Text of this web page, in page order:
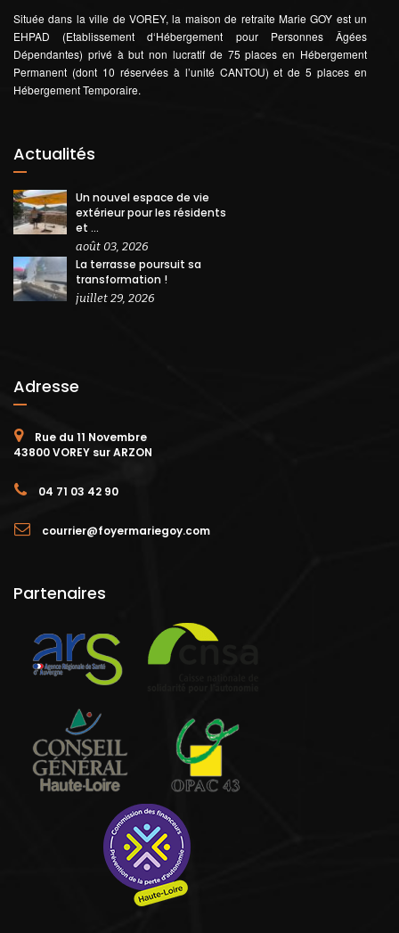
Située dans la ville de VOREY, la maison de retraite Marie GOY est un
EHPAD (Etablissement d‘Hébergement pour Personnes Âgées
Dépendantes) privé à but non lucratif de 75 places en Hébergement
Permanent (dont 10 réservées à l’unité CANTOU) et de 5 places en
Hébergement Temporaire.
Actualités
Un nouvel espace de vie
extérieur pour les résidents
et ...
août 03, 2026
La terrasse poursuit sa
transformation !
juillet 29, 2026
Adresse
Rue du 11 Novembre
43800 VOREY sur ARZON
04 71 03 42 90
courrier@foyermariegoy.com
Partenaires